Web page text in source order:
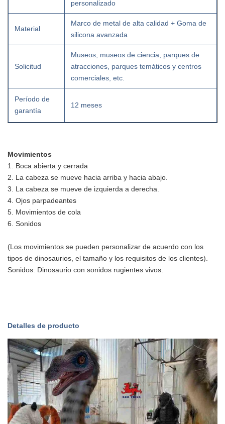
personalizado
Material
Marco de metal de alta calidad + Goma de
silicona avanzada
Solicitud
Museos, museos de ciencia, parques de
atracciones, parques temáticos y centros
comerciales, etc.
Período de
garantía
12 meses
Movimientos
1. Boca abierta y cerrada
2. La cabeza se mueve hacia arriba y hacia abajo.
3. La cabeza se mueve de izquierda a derecha.
4. Ojos parpadeantes
5. Movimientos de cola
6. Sonidos
(Los movimientos se pueden personalizar de acuerdo con los
tipos de dinosaurios, el tamaño y los requisitos de los clientes).
Sonidos: Dinosaurio con sonidos rugientes vivos.
Detalles de producto